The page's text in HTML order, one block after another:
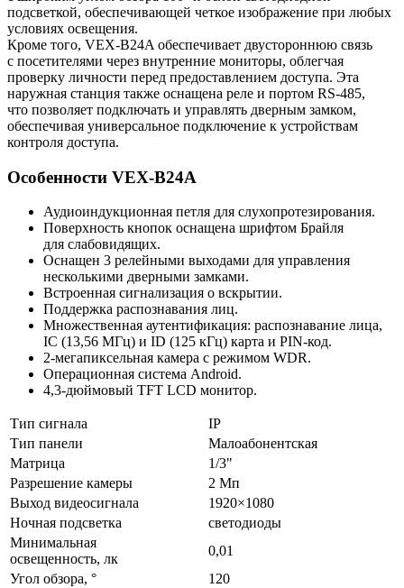
подсветкой, обеспечивающей четкое изображение при любых
условиях освещения.
Кроме того, VEX-B24A обеспечивает двустороннюю связь
с посетителями через внутренние мониторы, облегчая
проверку личности перед предоставлением доступа. Эта
наружная станция также оснащена реле и портом RS-485,
что позволяет подключать и управлять дверным замком,
обеспечивая универсальное подключение к устройствам
контроля доступа.
Особенности VEX-B24A
Аудиоиндукционная петля для слухопротезирования.
Поверхность кнопок оснащена шрифтом Брайля
для слабовидящих.
Оснащен 3 релейными выходами для управления
несколькими дверными замками.
Встроенная сигнализация о вскрытии.
Поддержка распознавания лиц.
Множественная аутентификация: распознавание лица,
IC (13,56 МГц) и ID (125 кГц) карта и PIN-код.
2-мегапиксельная камера с режимом WDR.
Операционная система Android.
4,3-дюймовый TFT LCD монитор.
Тип сигнала
IP
Тип панели
Малоабонентская
Матрица
1/3"
Разрешение камеры
2 Мп
Выход видеосигнала
1920×1080
Ночная подсветка
светодиоды
Минимальная
освещенность, лк
0,01
Угол обзора, °
120